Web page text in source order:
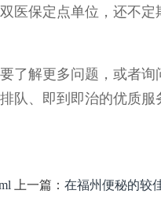
医保定点单位，还不
了解更多问题，或者
队、即到即治的优质服
上一篇： 在福州便秘的较